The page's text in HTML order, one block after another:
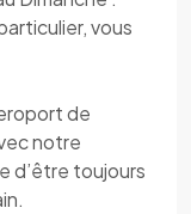
vous
de
notre
d’être toujours